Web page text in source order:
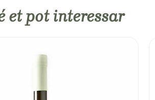
et pot interessar